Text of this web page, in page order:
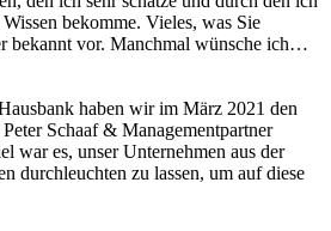
bekomme. Vieles, was Sie
bekannt vor. Manchmal wünsche ich…
haben wir im März 2021 den
Schaaf & Managementpartner
war es, unser Unternehmen aus der
durchleuchten zu lassen, um auf diese